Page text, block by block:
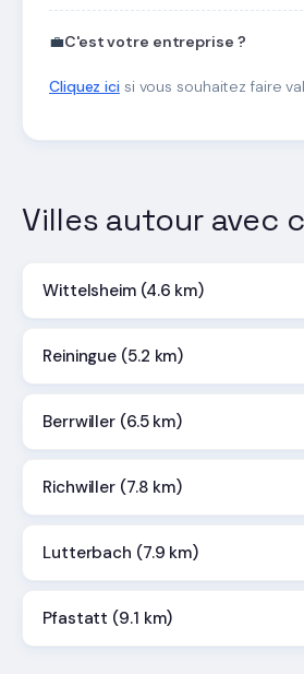
💼C'est votre entreprise ?
Cliquez icisi vous souhaitez faire
Villes autour avec
Wittelsheim (4.6 km)
Reiningue (5.2 km)
Berrwiller (6.5 km)
Richwiller (7.8 km)
Lutterbach (7.9 km)
Pfastatt (9.1 km)